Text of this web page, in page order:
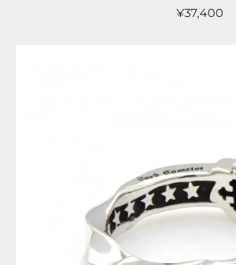
¥37,400